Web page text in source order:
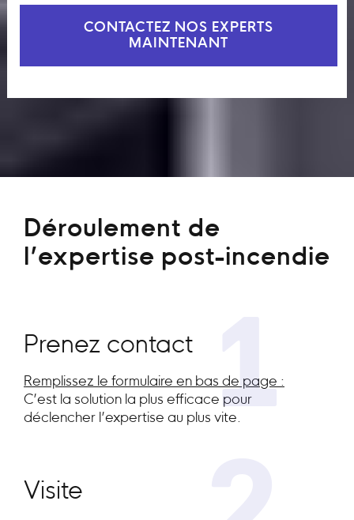
CONTACTEZ NOS EXPERTS
MAINTENANT
Déroulement de
l’expertise post-incendie
1
Prenez contact
Remplissez le formulaire en bas de page :
C’est la solution la plus efficace pour
déclencher l’expertise au plus vite.
Visite